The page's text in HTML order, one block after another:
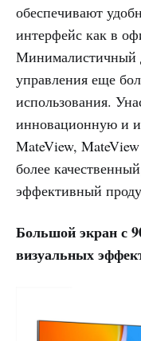
обеспечивают
интерфейс как в
Минималистичный
управления еще
использования.
инновационную и
MateView,
более
эффективный
Большой экран с
визуальных